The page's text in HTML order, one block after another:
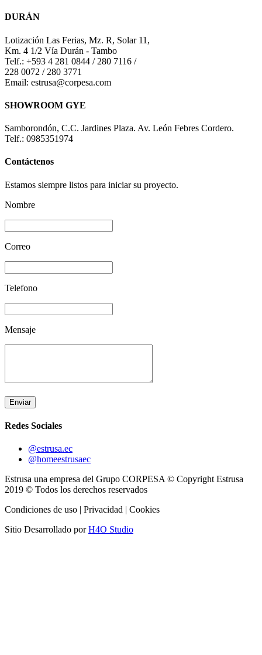
DURÁN
Lotización Las Ferias, Mz. R, Solar 11,
Km. 4 1/2 Vía Durán - Tambo
Telf.: +593 4 281 0844 / 280 7116 /
228 0072 / 280 3771
Email: estrusa@corpesa.com
SHOWROOM GYE
Samborondón, C.C. Jardines Plaza. Av. León Febres Cordero.
Telf.: 0985351974
Contáctenos
Estamos siempre listos para iniciar su proyecto.
Nombre
Correo
Telefono
Mensaje
Enviar
Redes Sociales
@estrusa.ec
@homeestrusaec
Estrusa una empresa del Grupo CORPESA © Copyright Estrusa
2019 © Todos los derechos reservados
Condiciones de uso | Privacidad | Cookies
Sitio Desarrollado porH4O Studio